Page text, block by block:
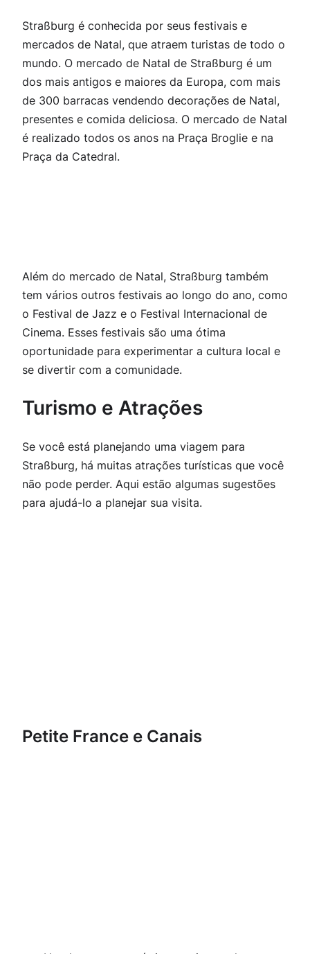
Straßburg é conhecida por seus festivais e
mercados de Natal, que atraem turistas de todo o
mundo. O mercado de Natal de Straßburg é um
dos mais antigos e maiores da Europa, com mais
de 300 barracas vendendo decorações de Natal,
presentes e comida deliciosa. O mercado de Natal
é realizado todos os anos na Praça Broglie e na
Praça da Catedral.
Além do mercado de Natal, Straßburg também
tem vários outros festivais ao longo do ano, como
o Festival de Jazz e o Festival Internacional de
Cinema. Esses festivais são uma ótima
oportunidade para experimentar a cultura local e
se divertir com a comunidade.
Turismo e Atrações
Se você está planejando uma viagem para
Straßburg, há muitas atrações turísticas que você
não pode perder. Aqui estão algumas sugestões
para ajudá-lo a planejar sua visita.
Petite France e Canais